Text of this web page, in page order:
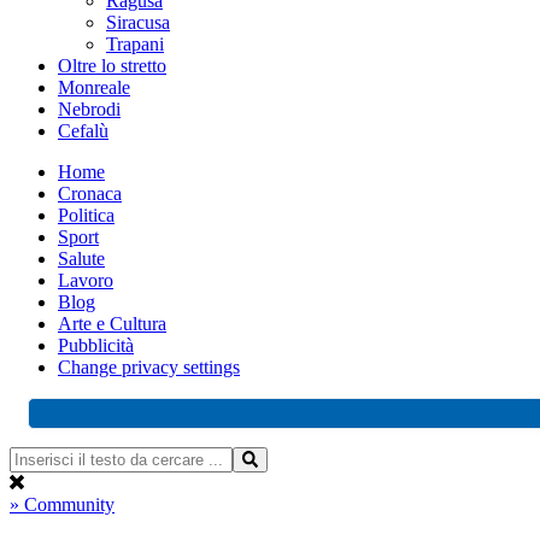
Siracusa
Trapani
Oltre lo stretto
Monreale
Nebrodi
Cefalù
Home
Cronaca
Politica
Sport
Salute
Lavoro
Blog
Arte e Cultura
Pubblicità
Change privacy settings
» Community